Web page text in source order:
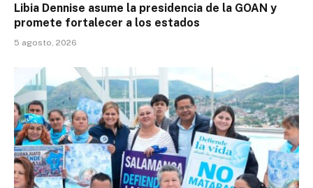
Libia Dennise asume la presidencia de la GOAN y
promete fortalecer a los estados
5 agosto, 2026